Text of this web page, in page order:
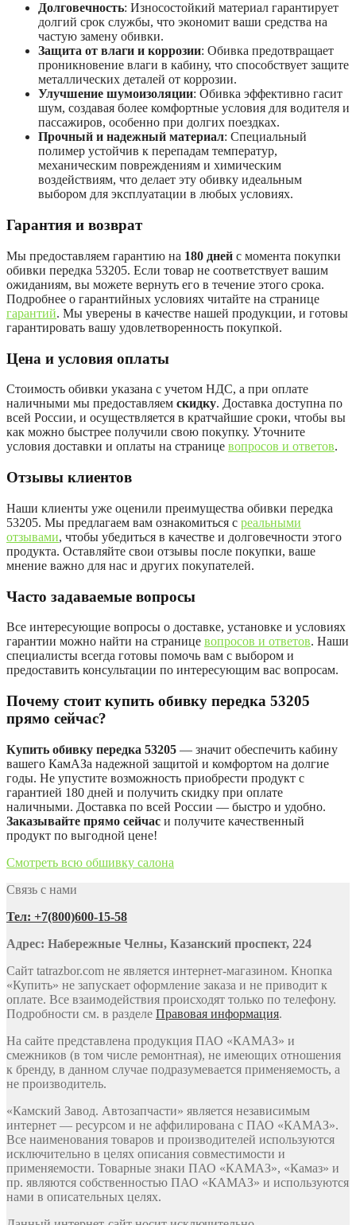
Долговечность: Износостойкий материал гарантирует
долгий срок службы, что экономит ваши средства на
частую замену обивки.
Защита от влаги и коррозии: Обивка предотвращает
проникновение влаги в кабину, что способствует защите
металлических деталей от коррозии.
Улучшение шумоизоляции: Обивка эффективно гасит
шум, создавая более комфортные условия для водителя и
пассажиров, особенно при долгих поездках.
Прочный и надежный материал: Специальный
полимер устойчив к перепадам температур,
механическим повреждениям и химическим
воздействиям, что делает эту обивку идеальным
выбором для эксплуатации в любых условиях.
Гарантия и возврат
Мы предоставляем гарантию на 180 дней с момента покупки
обивки передка 53205. Если товар не соответствует вашим
ожиданиям, вы можете вернуть его в течение этого срока.
Подробнее о гарантийных условиях читайте на странице
гарантий. Мы уверены в качестве нашей продукции, и готовы
гарантировать вашу удовлетворенность покупкой.
Цена и условия оплаты
Стоимость обивки указана с учетом НДС, а при оплате
наличными мы предоставляем скидку. Доставка доступна по
всей России, и осуществляется в кратчайшие сроки, чтобы вы
как можно быстрее получили свою покупку. Уточните
условия доставки и оплаты на странице вопросов и ответов.
Отзывы клиентов
Наши клиенты уже оценили преимущества обивки передка
53205. Мы предлагаем вам ознакомиться с реальными
отзывами, чтобы убедиться в качестве и долговечности этого
продукта. Оставляйте свои отзывы после покупки, ваше
мнение важно для нас и других покупателей.
Часто задаваемые вопросы
Все интересующие вопросы о доставке, установке и условиях
гарантии можно найти на странице вопросов и ответов. Наши
специалисты всегда готовы помочь вам с выбором и
предоставить консультации по интересующим вас вопросам.
Почему стоит купить обивку передка 53205
прямо сейчас?
Купить обивку передка 53205 — значит обеспечить кабину
вашего КамАЗа надежной защитой и комфортом на долгие
годы. Не упустите возможность приобрести продукт с
гарантией 180 дней и получить скидку при оплате
наличными. Доставка по всей России — быстро и удобно.
Заказывайте прямо сейчас и получите качественный
продукт по выгодной цене!
Смотреть всю обшивку салона
Связь с нами
Тел: +7(800)600-15-58
Адрес: Набережные Челны, Казанский проспект, 224
Сайт tatrazbor.com не является интернет-магазином. Кнопка
«Купить» не запускает оформление заказа и не приводит к
оплате. Все взаимодействия происходят только по телефону.
Подробности см. в разделе Правовая информация.
На сайте представлена продукция ПАО «КАМАЗ» и
смежников (в том числе ремонтная), не имеющих отношения
к бренду, в данном случае подразумевается применяемость, а
не производитель.
«Камский Завод. Автозапчасти» является независимым
интернет — ресурсом и не аффилирована с ПАО «КАМАЗ».
Все наименования товаров и производителей используются
исключительно в целях описания совместимости и
применяемости. Товарные знаки ПАО «КАМАЗ», «Камаз» и
пр. являются собственностью ПАО «КАМАЗ» и используются
нами в описательных целях.